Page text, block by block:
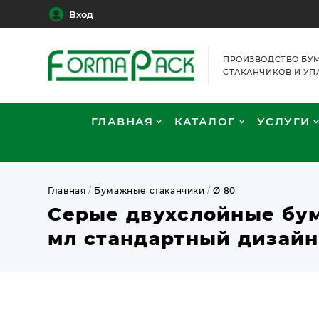
Вход
ПРОИЗВОДСТВО
СТАКАНЧИКОВ И
ГЛАВНАЯ КАТАЛОГ УСЛУГИ
Главная / Бумажные стаканчики / Ø 80
Серые двухслойные
мл стандартный дизайн